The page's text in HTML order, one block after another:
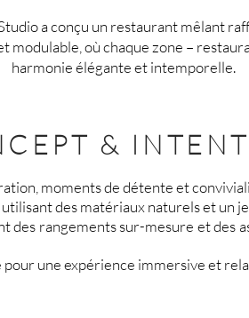
a conçu un restaurant mêlant
où chaque zone –
harmonie élégante et intemporelle.
&
moments de détente et
des matériaux naturels et un
rangements sur-mesure et des
une expérience immersive et